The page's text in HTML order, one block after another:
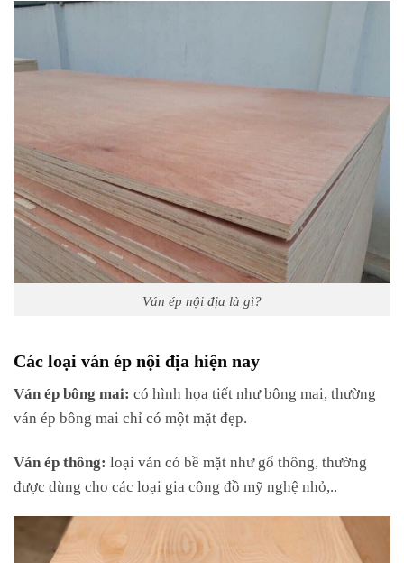
Ván ép nội địa là gì?
Các loại ván ép nội địa hiện nay
Ván ép bông mai: có hình họa tiết như bông mai, thường
ván ép bông mai chỉ có một mặt đẹp.
Ván ép thông: loại ván có bề mặt như gổ thông, thường
được dùng cho các loại gia công đồ mỹ nghệ nhỏ,..